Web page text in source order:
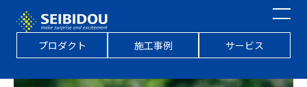
プロダクト 施工事例 サービス